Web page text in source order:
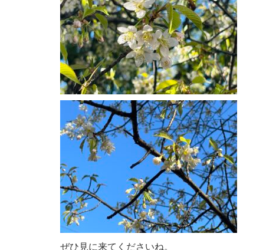
ぜひ見に来てくださいね。